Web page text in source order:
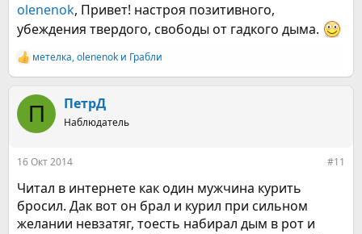
olenenok, Привет! настроя позитивного,
убеждения твердого, свободы от гадкого дыма.
Р
е
к
ц
и
метелка,olenenok и Грабли
П ПетрД
Наблюдатель
16 Окт 2014 #11
Читал в интернете как один мужчина курить
бросил. Дак вот он брал и курил при сильном
желании невзатяг, тоесть набирал дым в рот и